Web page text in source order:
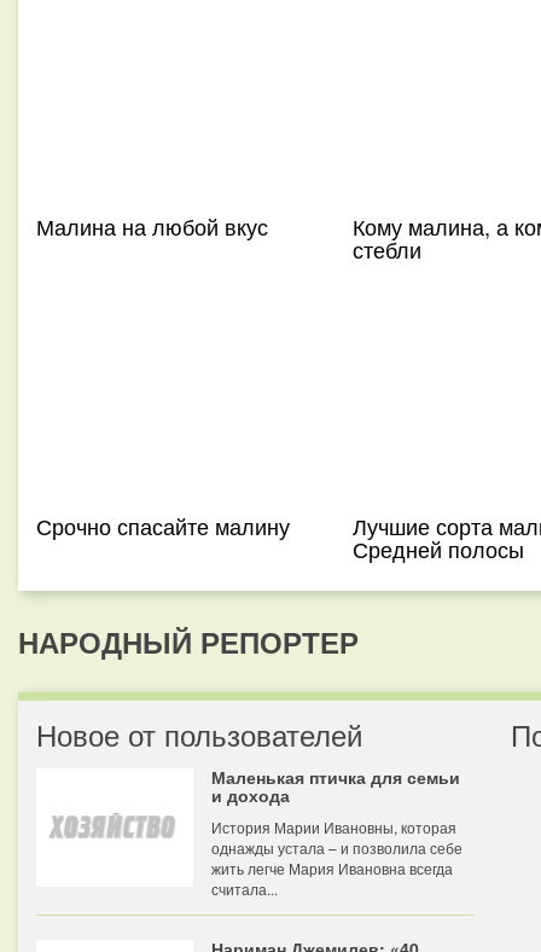
Малина на любой вкус Кому малина, а
стебли
Срочно спасайте малину Лучшие сорта
Средней полосы
НАРОДНЫЙ РЕПОРТЕР
Новое от пользователей
Маленькая птичка для семьи
и дохода
История Марии Ивановны, которая
однажды устала – и позволила себе
жить легче Мария Ивановна всегда
считала...